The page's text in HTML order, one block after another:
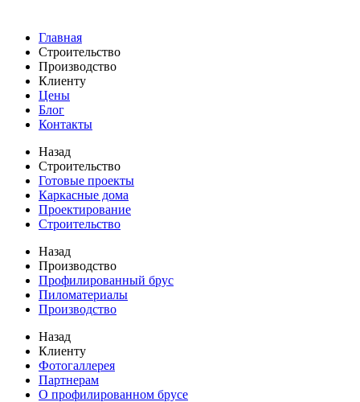
Главная
Строительство
Производство
Клиенту
Цены
Блог
Контакты
Назад
Строительство
Готовые проекты
Каркасные дома
Проектирование
Строительство
Назад
Производство
Профилированный брус
Пиломатериалы
Производство
Назад
Клиенту
Фотогаллерея
Партнерам
О профилированном брусе